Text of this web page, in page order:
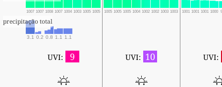
1007 1007 1008 1007 1004 1003 1005 1005 1005 1005 1005 1004 1002 1002 1003 1003 1001 1001 1001 1000
precipitação total
3.1 0.2 0.8 1.1 1.1
UVI: 9 UVI: 10 UVI: